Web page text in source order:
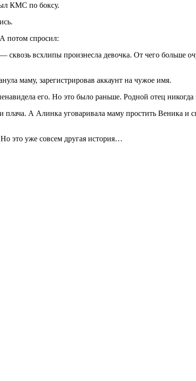
КМС по боксу.
потом спросил:
всхлипы произнесла девочка. От чего больше
маму, зарегистрировав аккаунт на чужое имя.
его. Но это было раньше. Родной отец никогда
А Алинка уговаривала маму простить Веника и
это уже совсем другая история…